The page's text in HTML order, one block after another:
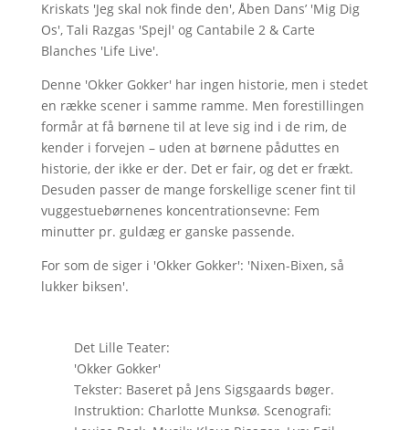
Kriskats 'Jeg skal nok finde den', Åben Dans’ 'Mig Dig
Os', Tali Razgas 'Spejl' og Cantabile 2 & Carte
Blanches 'Life Live'.
Denne 'Okker Gokker' har ingen historie, men i stedet
en række scener i samme ramme. Men forestillingen
formår at få børnene til at leve sig ind i de rim, de
kender i forvejen – uden at børnene påduttes en
historie, der ikke er der. Det er fair, og det er frækt.
Desuden passer de mange forskellige scener fint til
vuggestuebørnenes koncentrationsevne: Fem
minutter pr. guldæg er ganske passende.
For som de siger i 'Okker Gokker': 'Nixen-Bixen, så
lukker biksen'.
Det Lille Teater:
'Okker Gokker'
Tekster: Baseret på Jens Sigsgaards bøger.
Instruktion: Charlotte Munksø. Scenografi: